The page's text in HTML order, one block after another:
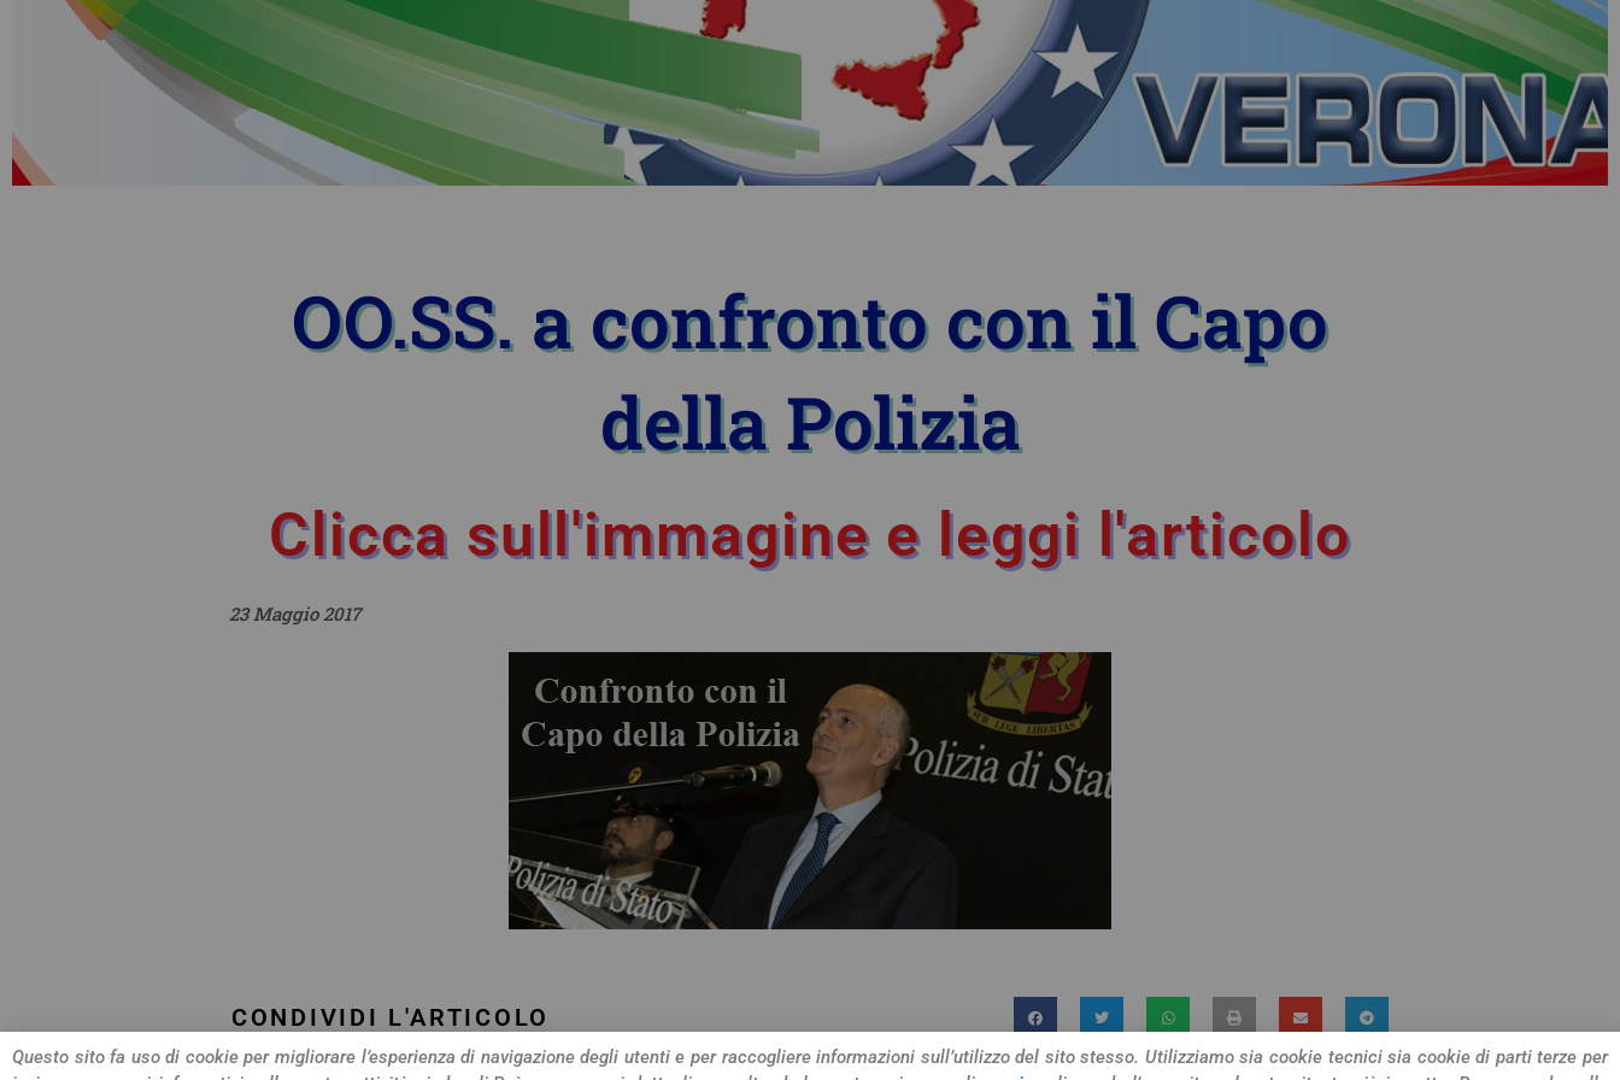
OO.SS. a confronto con il Capo
della Polizia
Clicca sull'immagine e leggi l'articolo
23 Maggio 2017
CONDIVIDI L'ARTICOLO
Questo sito fa uso di cookie per migliorare l’esperienza di navigazione degli utenti e per raccogliere informazioni sull’utilizzo del sito stesso. Utilizziamo sia cookie tecnici sia cookie di parti terze per